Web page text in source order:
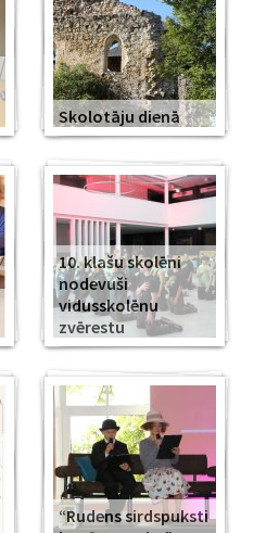
Skolotāju dienā
10. klašu skolēni
nodevuši
vidusskolēnu
zvērestu
“Rudens sirdspuksti